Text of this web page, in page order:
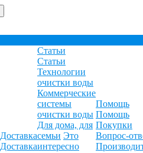
Доставка
Доставка
Статьи
Статьи
Технологии
очистки воды
Коммерческие
системы
очистки воды
Для дома, для
семьи Это
интересно
Помощь
Помощь
Покупки
Вопрос-